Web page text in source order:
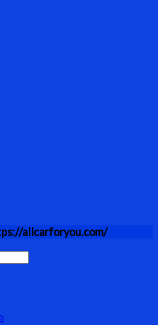
allcarforyou.com/